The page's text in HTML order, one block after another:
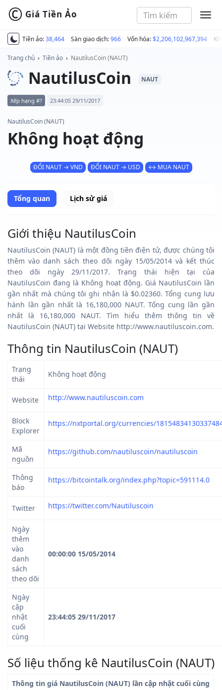
Tiền ảo:38,464 Sàn giao dịch:966 Vốn hóa:$2,206,102,967,394
© Giá Tiền Ảo
Trang chủ › Tiền ảo › NautilusCoin (NAUT)
NautilusCoin NAUT
Xếp hạng #? 23:44:05 29/11/2017
NautilusCoin (NAUT)
Không hoạt động
ĐỔI NAUT → VND ĐỔI NAUT → USD ↔ MUA NAUT
Tổng quan Lịch sử giá
Giới thiệu NautilusCoin
NautilusCoin (NAUT) là một đồng tiền điện tử, được chúng tôi
thêm vào danh sách theo dõi ngày 15/05/2014 và kết thúc
theo dõi ngày 29/11/2017. Trạng thái hiện tại của
NautilusCoin đang là Không hoạt động. Giá NautilusCoin lần
gần nhất mà chúng tôi ghi nhận là $0.02360. Tổng cung lưu
hành lần gần nhất là 16,180,000 NAUT. Tổng cung lần gần
nhất là 16,180,000 NAUT. Tìm hiểu thêm thông tin về
NautilusCoin (NAUT) tại Website http://www.nautiluscoin.com.
Thông tin NautilusCoin (NAUT)
Trạng
thái
Không hoạt động
Website http://www.nautiluscoin.com
Block
Explorer
https://nxtportal.org/currencies/
Mã
nguồn
https://github.com/nautiluscoin/nautiluscoin
Thông
báo
https://bitcointalk.org/index.php?topic=591114.0
Twitter https://twitter.com/Nautiluscoin
Ngày
thêm
vào
danh
sách
theo dõi
00:00:00 15/05/2014
Ngày
cập
nhật
cuối
cùng
23:44:05 29/11/2017
Số liệu thống kê NautilusCoin (NAUT)
Thông tin giá NautilusCoin (NAUT) lần cập nhật cuối cùng